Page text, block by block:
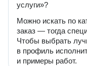
услуги»?
Можно искать по
заказ — тогда
Чтобы выбрать
в профиль
и примеры работ.